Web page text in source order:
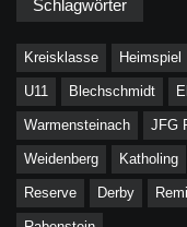
Schlagwörter
Kreisklasse Heimspiel
U11 Blechschmidt
Warmensteinach JFG
Weidenberg Katholing
Reserve Derby